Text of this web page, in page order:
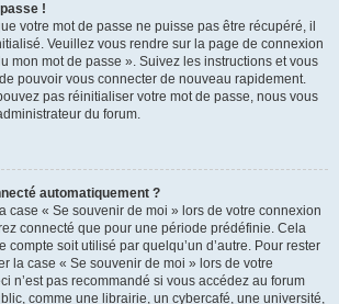
!
votre mot de passe ne puisse pas être récupéré, il
Veuillez vous rendre sur la page de connexion
mon mot de passe ». Suivez les instructions et vous
pouvoir vous connecter de nouveau rapidement.
pas réinitialiser votre mot de passe, nous vous
du forum.
automatiquement ?
case « Se souvenir de moi » lors de votre connexion
connecté que pour une période prédéfinie. Cela
compte soit utilisé par quelqu’un d’autre. Pour rester
la case « Se souvenir de moi » lors de votre
n’est pas recommandé si vous accédez au forum
comme une librairie, un cybercafé, une université,